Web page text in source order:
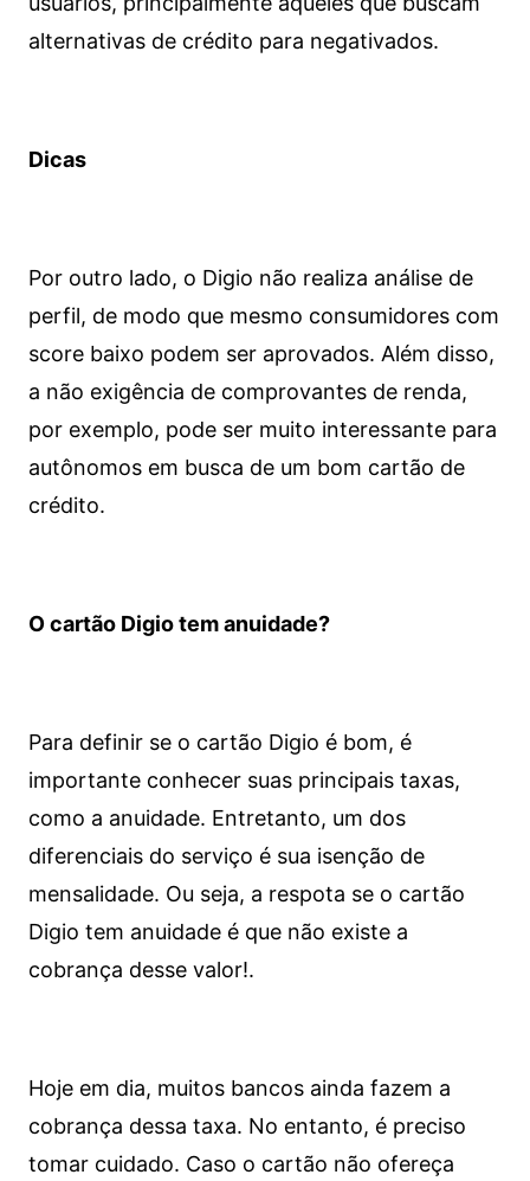
alternativas de crédito para negativados.
Dicas
Por outro lado, o Digio não realiza análise de
perfil, de modo que mesmo consumidores com
score baixo podem ser aprovados. Além disso,
a não exigência de comprovantes de renda,
por exemplo, pode ser muito interessante para
autônomos em busca de um bom cartão de
crédito.
O cartão Digio tem anuidade?
Para definir se o cartão Digio é bom, é
importante conhecer suas principais taxas,
como a anuidade. Entretanto, um dos
diferenciais do serviço é sua isenção de
mensalidade. Ou seja, a respota se o cartão
Digio tem anuidade é que não existe a
cobrança desse valor!.
Hoje em dia, muitos bancos ainda fazem a
cobrança dessa taxa. No entanto, é preciso
tomar cuidado. Caso o cartão não ofereça